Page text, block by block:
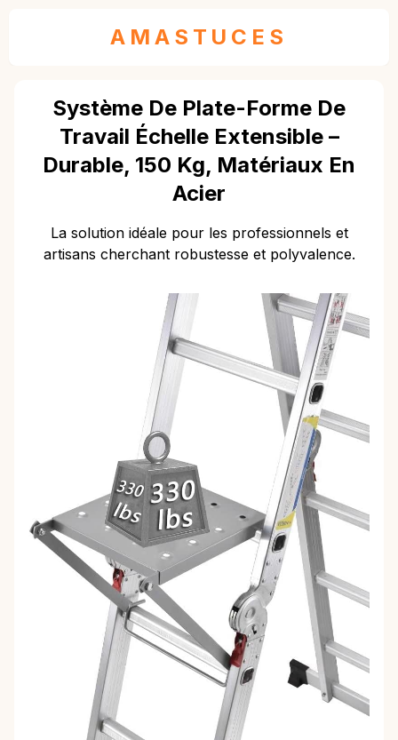
AMASTUCES
Système De Plate-Forme De
Travail Échelle Extensible –
Durable, 150 Kg, Matériaux En
Acier
La solution idéale pour les professionnels et
artisans cherchant robustesse et polyvalence.